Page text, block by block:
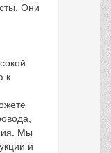
Они
к
Мы
и